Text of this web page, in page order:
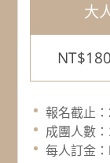
大
報名截止
成團人數
每人訂金